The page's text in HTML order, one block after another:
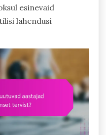
esinevaid
lahendusi